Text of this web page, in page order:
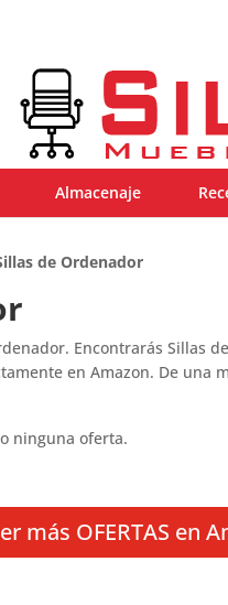
Almacenaje
de Ordenador
Encontrarás Sillas
en Amazon. De una
ninguna oferta.
más OFERTAS en